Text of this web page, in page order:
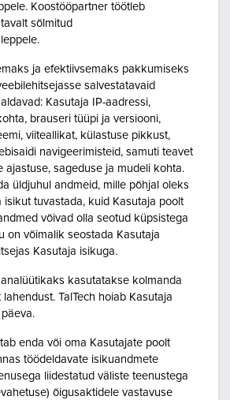
Koostööpartner töötleb
sõlmitud
ja efektiivsemaks pakkumiseks
salvestatavaid
Kasutaja IP-aadressi,
brauseri tüüpi ja versiooni,
viiteallikat, külastuse pikkust,
navigeerimisteid, samuti teavet
ajastuse, sageduse ja mudeli kohta.
üldjuhul andmeid, mille põhjal oleks
isikut tuvastada, kuid Kasutaja poolt
võivad olla seotud küpsistega
on võimalik seostada Kasutaja
Kasutaja isikuga.
kasutatakse kolmanda
TalTech hoiab Kasutaja
enda või oma Kasutajate poolt
töödeldavate isikuandmete
liidestatud väliste teenustega
õigusaktidele vastavuse